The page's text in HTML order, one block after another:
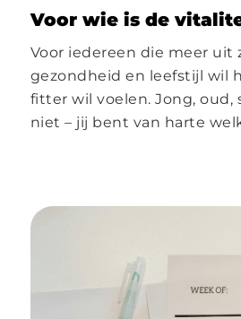
Voor wie is de
Voor iedereen die meer uit
gezondheid en leefstijl wil
fitter wil voelen. Jong, oud,
niet – jij bent van harte